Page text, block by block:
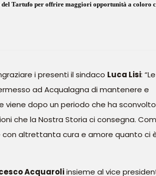
Tartufo per offrire maggiori opportunità a coloro
i presenti il sindaco Luca Lisi: “Le
ad Acqualagna di mantenere e
viene dopo un periodo che ha
che la Nostra Storia ci consegna.
con altrettanta cura e amore quanto ci
Acquaroliinsieme al vice